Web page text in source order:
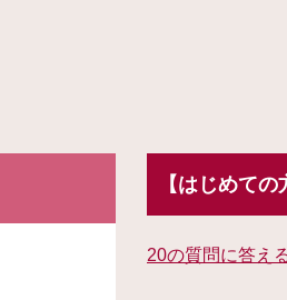
【はじめて
20の質問に答え